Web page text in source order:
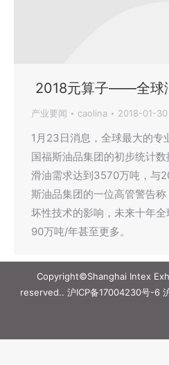
2018元算子——全球
产业要闻 caolina 2018-01-30
1月23日消息，全球最大的专
国福斯油品集团的初步统计
滑油需求达到3570万吨，与
斯油品集团的一位高管警告
坏性技术的影响，未来十年
90万吨/年甚至更多。
Copyright©Shanghai Intex
reserved.. 沪ICP备17004230号-6